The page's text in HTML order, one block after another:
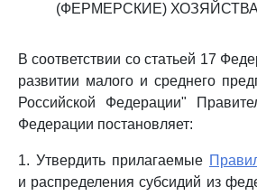
(ФЕРМЕРСКИЕ) ХОЗЯЙСТВА
В соответствии со статьей 17
развитии малого и среднего
Российской Федерации"
Федерации постановляет:
1. Утвердить прилагаемые
и распределения субсидий из